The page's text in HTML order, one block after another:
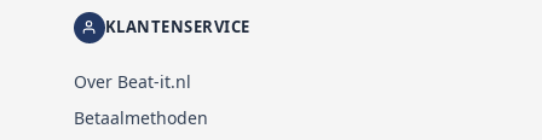
KLANTENSERVICE
Over Beat-it.nl
Betaalmethoden